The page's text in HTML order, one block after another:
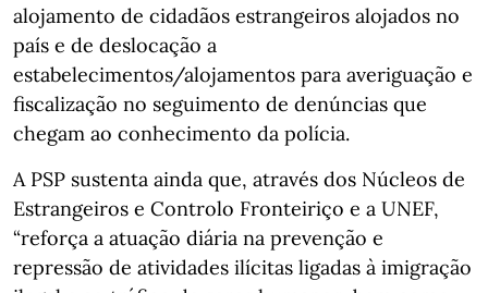
alojamento de cidadãos estrangeiros alojados no
país e de deslocação a
estabelecimentos/alojamentos para averiguação e
fiscalização no seguimento de denúncias que
chegam ao conhecimento da polícia.
A PSP sustenta ainda que, através dos Núcleos de
Estrangeiros e Controlo Fronteiriço e a UNEF,
“reforça a atuação diária na prevenção e
repressão de atividades ilícitas ligadas à imigração